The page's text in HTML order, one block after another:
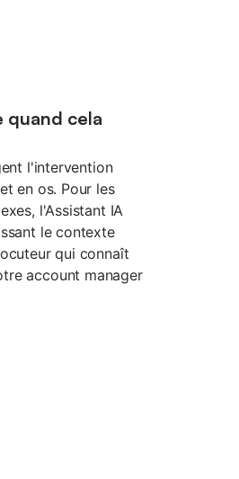
quand cela
l'intervention
en os. Pour les
l'Assistant IA
le contexte
qui connaît
account manager